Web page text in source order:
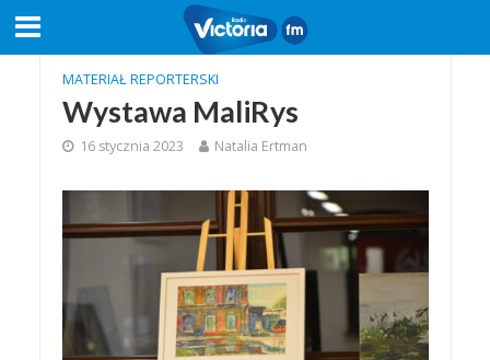
MATERIAŁ REPORTERSKI
Wystawa MaliRys
16 stycznia 2023 Natalia Ertman